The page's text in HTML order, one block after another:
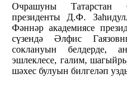
Очрашуны Татарстан
президенты Д.Ф.
Фәннәр академиясе
сүзендә Әлфис
соклануын белдерде,
эшлеклесе, галим,
шәхес булуын билгеләп